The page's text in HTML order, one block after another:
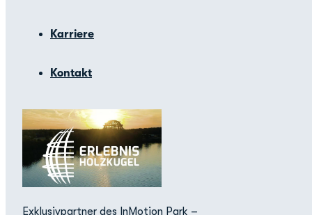
Karriere
Kontakt
Exklusivpartner des InMotion Park –